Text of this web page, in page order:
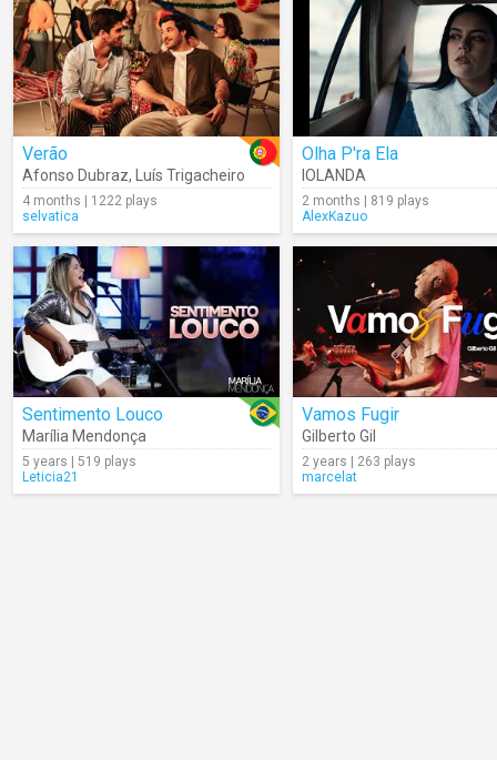
Verão
Afonso Dubraz, Luís Trigacheiro
4 months | 1222 plays
selvatica
Olha P'ra Ela
IOLANDA
2 months | 819 plays
AlexKazuo
Sentimento Louco
Marília Mendonça
5 years | 519 plays
Leticia21
Vamos Fugir
Gilberto Gil
2 years | 263 plays
marcelat